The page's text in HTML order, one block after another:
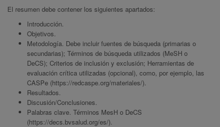
El resumen debe contener los siguientes apartados:
Introducción.
Objetivos.
Metodología. Debe incluir fuentes de búsqueda (primarias o
secundarias); Términos de búsqueda utilizados (MeSH o
DeCS); Criterios de inclusión y exclusión; Herramientas de
evaluación crítica utilizadas (opcional), como, por ejemplo, las
CASPe (https://redcaspe.org/materiales/).
Resultados.
Discusión/Conclusiones.
Palabras clave. Términos MesH o DeCS
(https://decs.bvsalud.org/es/).